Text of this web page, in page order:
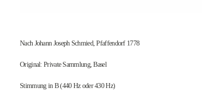
Nach Johann Joseph Schmied, Pfaffendorf 1778
Original: Private Sammlung, Basel
Stimmung in B (440 Hz oder 430 Hz)